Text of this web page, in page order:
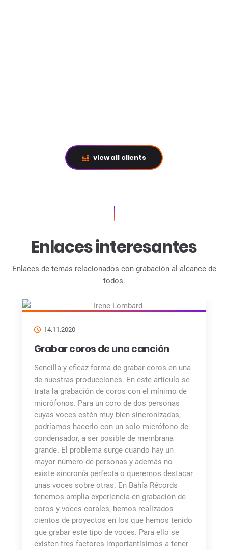
view all clients
Enlaces interesantes
Enlaces de temas relacionados con grabación al alcance de
todos.
14.11.2020
Grabar coros de una canción
Sencilla y eficaz forma de grabar coros en una
de nuestras producciones. En este artículo se
trata la grabación de coros con el mínimo de
micrófonos. Para un coro de dos personas
cuyas voces estén muy bien sincronizadas,
podríamos hacerlo con un solo micrófono de
condensador, a ser posible de membrana
grande. El problema surge cuando hay un
mayor número de personas y además no
existe sincronía perfecta o queremos destacar
unas voces sobre otras. En Bahía Récords
tenemos amplia experiencia en grabación de
coros y voces corales, hemos realizados
cientos de proyectos en los que hemos tenido
que grabar este tipo de voces. Para ello se
existen tres factores importantísimos a tener